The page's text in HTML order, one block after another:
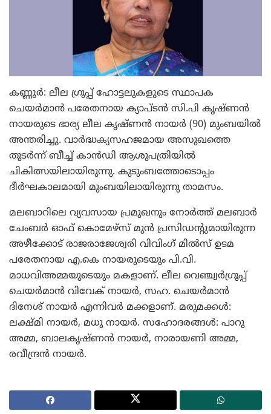
കണ്ണൂര്‍: ലീല ഗ്രൂപ്പ് ഹോട്ടലുകളുടെ സ്ഥാപക
ചെയര്‍മാന്‍ പരേതനായ ക്യാപ്ടന്‍ സി.പി കൃഷ്ണന്‍
നായരുടെ ഭാര്യ ലീല കൃഷ്ണന്‍ നായര്‍ (90) മുംബയില്‍
അന്തരിച്ചു. വാര്‍ദ്ധക്യസഹജമായ അസുഖത്തെ
തുടര്‍ന്ന് ബീച്ച് കാന്‍ഡി ആശുപത്രിയില്‍
ചികിത്സയിലായിരുന്നു. കുടുംബത്തോടൊപ്പം
ദീര്‍ഘകാലമായി മുംബയിലായിരുന്നു താമസം.
മലബാറിലെ വ്യവസായ പ്രമുഖനും നോര്‍ത്ത് മലബാര്‍
ചേംബര്‍ ഓഫ് കൊമേഴ്‌സ് മുന്‍ പ്രസിഡന്റുമായിരുന്ന
അഴീക്കോട് രാജരാജേശ്വരി വിവിംഗ് മില്‍സ് ഉടമ
പരേതനായ എ.കെ നായരുടെയും പി.വി.
മാധവിഅമ്മയുടെയും മകളാണ്. ലീല വെഞ്ച്വര്‍ഗ്രൂപ്പ്
ചെയര്‍മാന്‍ വിവേക് നായര്‍, സഹ. ചെയര്‍മാന്‍
ദിനേശ് നായര്‍ എന്നിവര്‍ മക്കളാണ്. മരുമക്കള്‍:
ലക്ഷ്മി നായര്‍, മധു നായര്‍. സഹോദരങ്ങള്‍: പാറു
അമ്മ, ബാലകൃഷ്ണന്‍ നായര്‍, നാരായണി അമ്മ,
രവീന്ദ്രന്‍ നായര്‍.